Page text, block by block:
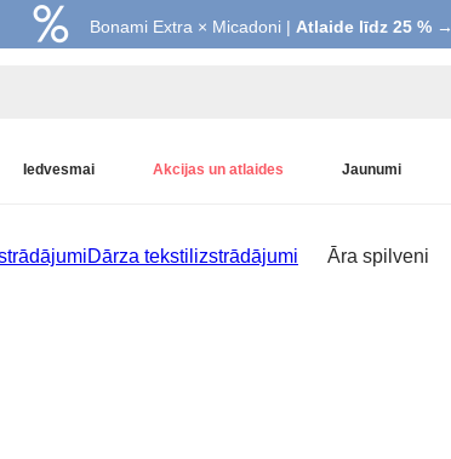
Bonami Extra × Micadoni | Atlaide līdz 25 % →
Iedvesmai Akcijas un atlaides Jaunumi
Dārza tekstilizstrādājumi Āra spilveni